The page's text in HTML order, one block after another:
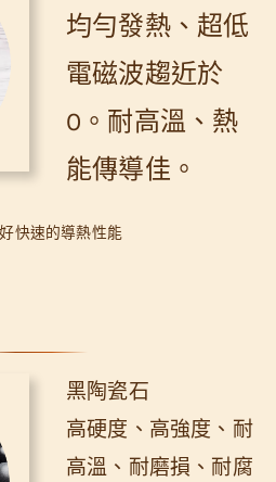
均勻發熱、超低
電磁波趨近於
0。耐高溫、熱
能傳導佳。
快速的導熱性能
黑陶瓷石
高硬度、高強度、耐
高溫、耐磨損、耐腐